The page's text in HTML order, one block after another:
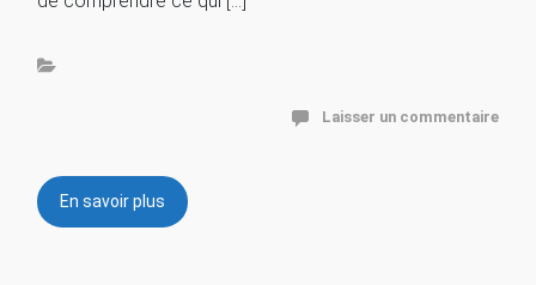
Laisser un commentaire
En savoir plus